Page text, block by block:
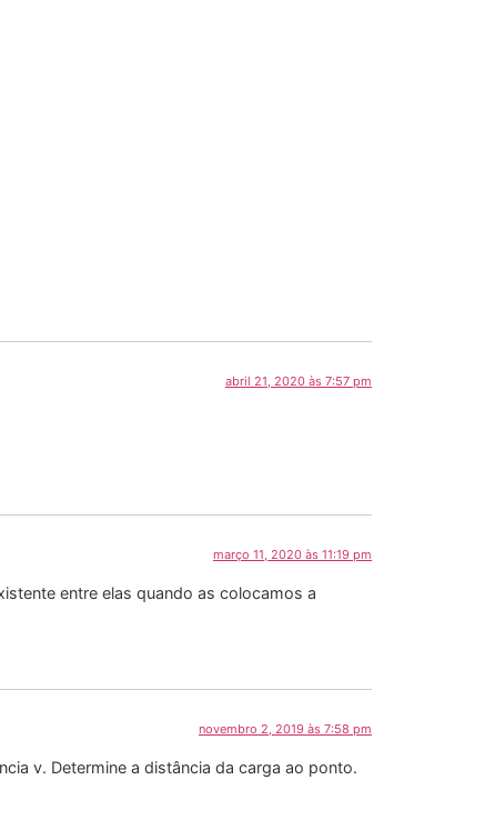
abril 21, 2020 às 7:57 pm
março 11, 2020 às 11:19 pm
entre elas quando as colocamos a
novembro 2, 2019 às 7:58 pm
v. Determine a distância da carga ao ponto.